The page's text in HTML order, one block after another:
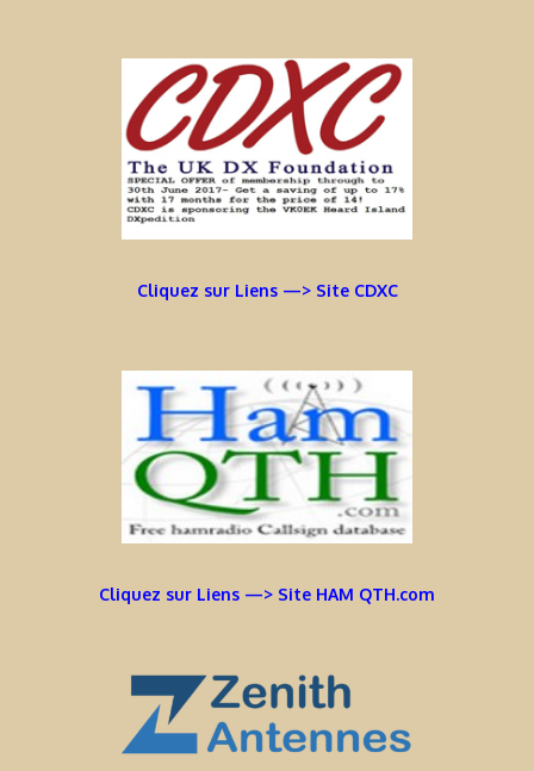
Cliquez sur Liens —> Site CDXC
Cliquez sur Liens —> Site HAM QTH.com